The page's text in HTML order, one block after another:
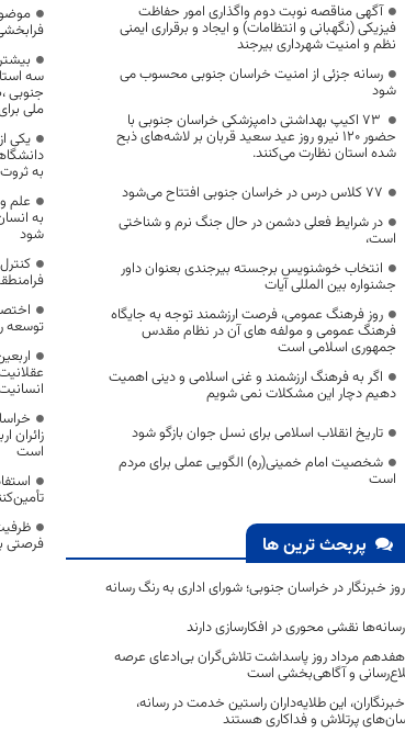
آگهی مناقصه نوبت دوم واگذاری امور حفاظت
فیزیکی (نگهبانی و انتظامات) و ایجاد و برقراری ایمنی
نظم و امنیت شهرداری بیرجند
رسانه جزئی از امنیت خراسان جنوبی محسوب می
شود
۷۳ اکیپ بهداشتی دامپزشکی خراسان جنوبی با
حضور ۱۲۰ نیرو روز عید سعید قربان بر لاشه‌های ذبح
شده استان نظارت می‌کنند.
۷۷ کلاس درس در خراسان جنوبی افتتاح می‌شود
در شرایط فعلی دشمن در حال جنگ نرم و شناختی
است،
انتخاب خوشنویس برجسته بیرجندی بعنوان داور
جشنواره بین المللی آیات
روز فرهنگ عمومی، فرصت ارزشمند توجه به جایگاه
فرهنگ عمومی و مولفه های آن در نظام مقدس
جمهوری اسلامی است
اگر به فرهنگ ارزشمند و غنی اسلامی و دینی اهمیت
دهیم دچار این مشکلات نمی شویم
تاریخ انقلاب اسلامی برای نسل جوان بازگو شود
شخصیت امام خمینی(ره) الگویی عملی برای مردم
است
پربحث ترین ها
روز خبرنگار در خراسان جنوبی؛ شورای اداری به رنگ رسانه
رسانه‌ها نقشی محوری در افکارسازی دارند
هفدهم مرداد روز پاسداشت تلاش‌گران بی‌ادعای عرصه
و آگاهی‌بخشی است
خبرنگاران، این طلایه‌داران راستین خدمت در رسانه،
پرتلاش و فداکاری هستند
سه
جنوبی
ملی
یکی
به
علم
به
شود
توسعه
زائران
است
فرصتی